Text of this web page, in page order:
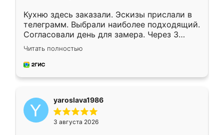
Кухню здесь заказали. Эскизы прислали в
телеграмм. Выбрали наиболее подходящий.
Согласовали день для замера. Через 3
недели кухня была уже готова. Остались
довольны работой. Спасибо Ренессанс
мебель за качественную работу!
Читать полностью
yaroslava1986
3 августа 2026